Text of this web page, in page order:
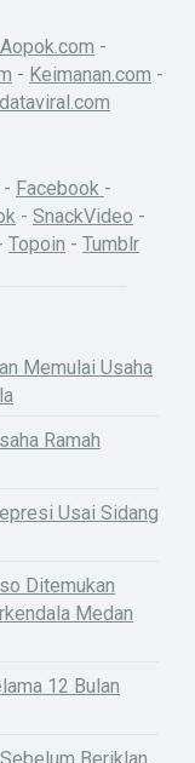
Aopok.com -
- Keimanan.com -
- Facebook -
- SnackVideo -
Topoin - Tumblr
Memulai Usaha
Ramah
Usai Sidang
Ditemukan
Medan
12 Bulan